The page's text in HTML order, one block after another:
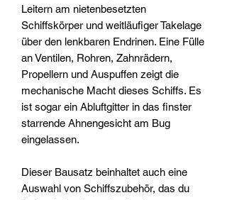
Leitern am nietenbesetzten
Schiffskörper und weitläufiger Takelage
über den lenkbaren Endrinen. Eine Fülle
an Ventilen, Rohren, Zahnrädern,
Propellern und Auspuffen zeigt die
mechanische Macht dieses Schiffs. Es
ist sogar ein Abluftgitter in das finster
starrende Ahnengesicht am Bug
eingelassen.
Dieser Bausatz beinhaltet auch eine
Auswahl von Schiffszubehör, das du